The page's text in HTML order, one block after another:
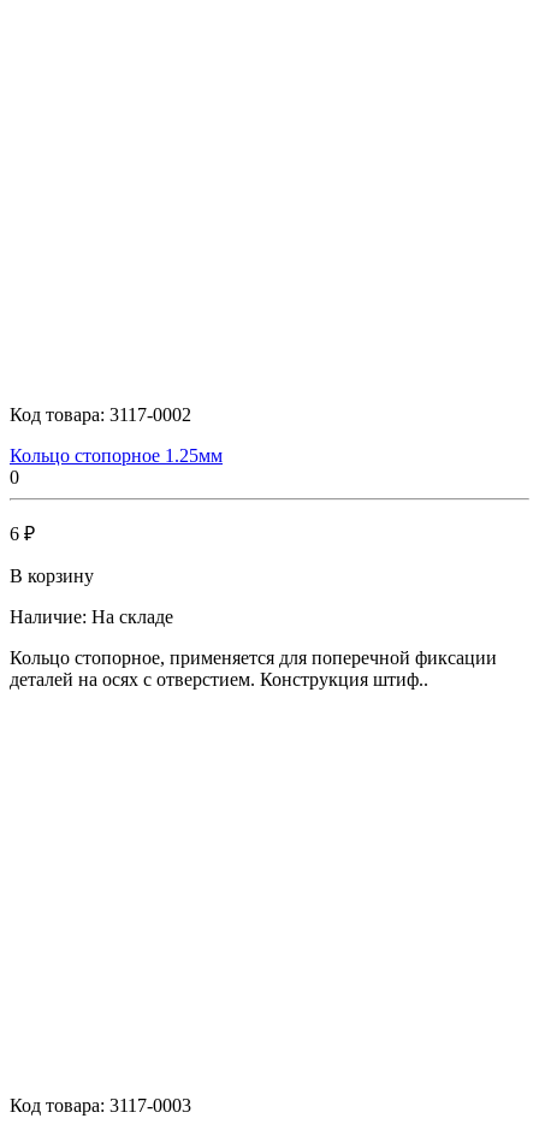
Код товара: 3117-0002
Кольцо стопорное 1.25мм
0
6 ₽
В корзину
Наличие: На складе
Кольцо стопорное, применяется для поперечной фиксации
деталей на осях с отверстием. Конструкция штиф..
Код товара: 3117-0003